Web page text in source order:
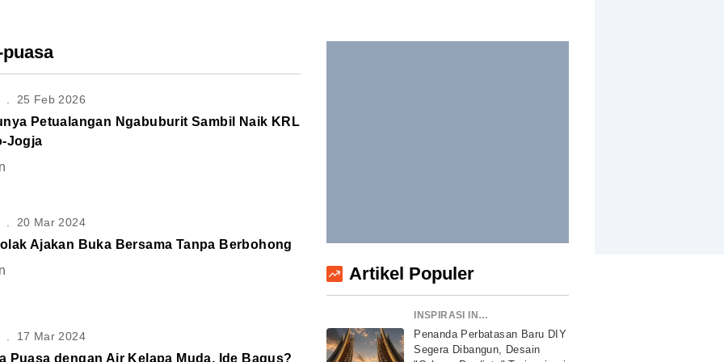
25 Feb 2026
Petualangan Ngabuburit Sambil Naik KRL
Jogja
. 20 Mar 2024
Ajakan Buka Bersama Tanpa Berbohong
17 Mar 2024
Puasa dengan Air Kelapa Muda, Ide Bagus?
Artikel Populer
INSPIRASI INDONESIA
Penanda Perbatasan Baru DIY
Segera Dibangun, Desain